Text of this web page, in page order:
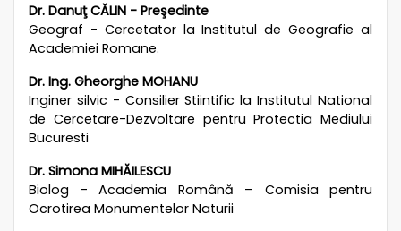
Dr. Danuţ CĂLIN - Preşedinte
Geograf - Cercetator la Institutul de Geografie al
Academiei Romane.
Dr. Ing. Gheorghe MOHANU
Inginer silvic - Consilier Stiintific la Institutul National
de Cercetare-Dezvoltare pentru Protectia Mediului
Bucuresti
Dr. Simona MIHĂILESCU
Biolog - Academia Română – Comisia pentru
Ocrotirea Monumentelor Naturii